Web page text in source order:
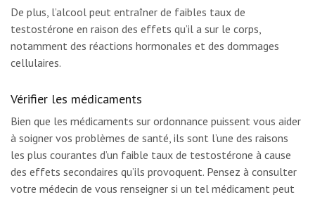
De plus, l’alcool peut entraîner de faibles taux de
testostérone en raison des effets qu’il a sur le corps,
notamment des réactions hormonales et des dommages
cellulaires.
Vérifier les médicaments
Bien que les médicaments sur ordonnance puissent vous aider
à soigner vos problèmes de santé, ils sont l’une des raisons
les plus courantes d’un faible taux de testostérone à cause
des effets secondaires qu’ils provoquent. Pensez à consulter
votre médecin de vous renseigner si un tel médicament peut